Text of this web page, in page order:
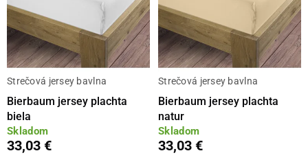
Strečová jersey bavlna
Bierbaum jersey plachta
biela
Skladom
33,03 €
Strečová jersey bavlna
Bierbaum jersey plachta
natur
Skladom
33,03 €